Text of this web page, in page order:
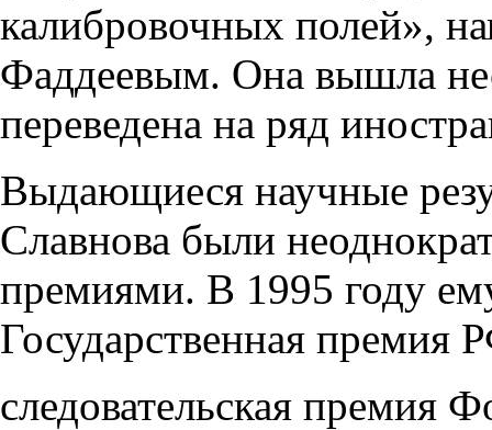
калибровочных полей»,
Фаддеевым. Она вышла
переведена на ряд
Выдающиеся научные
Славнова были
премиями. В 1995 году
Государственная премия
следовательская премия